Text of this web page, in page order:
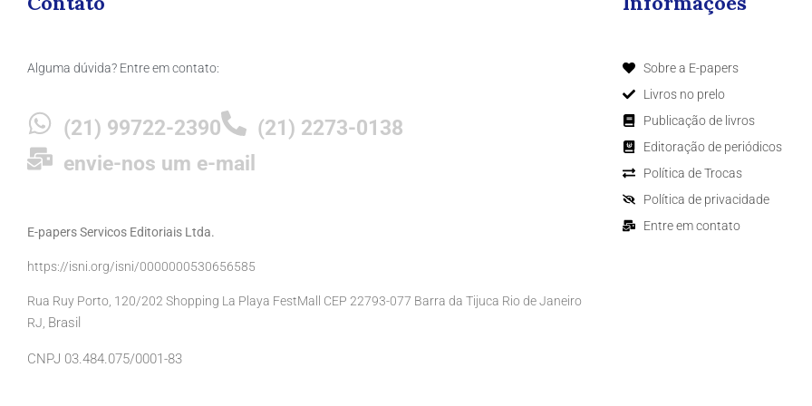
Alguma dúvida? Entre em contato:
(21) 99722-2390
(21) 2273-0138
envie-nos um e-mail
E-papers Servicos Editoriais Ltda.
https://isni.org/isni/0000000530656585
Rua Ruy Porto, 120/202 Shopping La Playa FestMall CEP 22793-077 Barra da Tijuca Rio de Janeiro
RJ, Brasil
CNPJ 03.484.075/0001-83
Sobre a E-papers
Livros no prelo
Publicação de livros
Editoração de periódicos
Política de Trocas
Política de privacidade
Entre em contato